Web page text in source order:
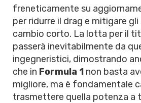
freneticamente su
per ridurre il drag e mitigare
cambio corto. La lotta per il
passerà inevitabilmente da
ingegneristici, dimostrando
che in Formula 1 non basta
migliore, ma è fondamentale
trasmettere quella potenza a